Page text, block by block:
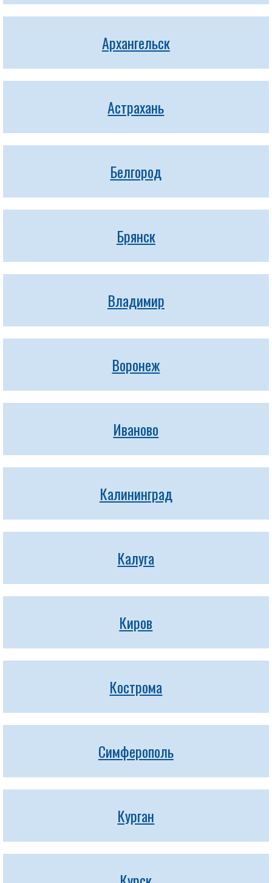
Архангельск
Астрахань
Белгород
Брянск
Владимир
Воронеж
Иваново
Калининград
Калуга
Киров
Кострома
Симферополь
Курган